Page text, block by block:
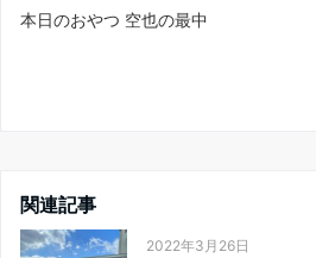
本日のおやつ 空也の最中
関連記事
2022年3月26日